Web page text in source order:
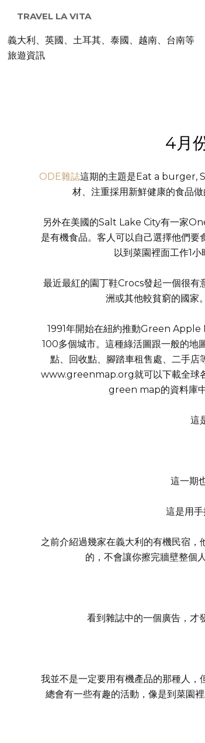
TRAVEL LA VITA
義大利、英國、土耳其、泰國、越南、台南等
旅遊資訊
4月
ODE雜誌這期的主題是Eat a burger,
材、注重採用新鮮健康的食品
另外在美國的Salt Lake City有一家
是有機食品。客人可以自己選擇他們
以到菜園裡面工作1
最近最紅的園丁鞋Crocs發起一個很
洲或其他較貧窮的國家
1991年開始在紐約推動Green
100多個城市。這種綠活圖跟一般的地
點、回收點、腳踏車租售處、二手
www.greenmap.org就可以下載全球
green map的資料庫
這
這一期
這是用
之前介紹過幾家在義大利的有機民宿
的，不會讓你擦完牆壁整個
看到雜誌中的一個廣告，
我並不是一定要用有機產品的那種人
總會有一些有趣的活動，像是到菜園